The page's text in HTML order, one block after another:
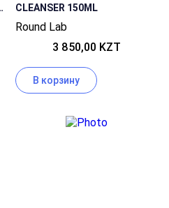
CLEANSER 150ML
Round Lab
3 850,00 KZT
В корзину